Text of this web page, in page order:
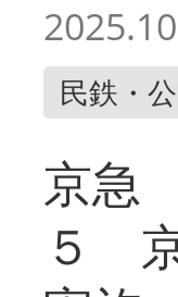
民鉄・
京急
５